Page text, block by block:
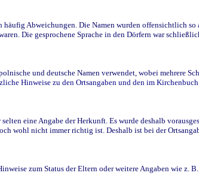
Abweichungen. Die Namen wurden offensichtlich
Die gesprochene Sprache in den Dörfern war
und deutsche Namen verwendet, wobei mehrere
Hinweise zu den Ortsangaben und den im
eine Angabe der Herkunft. Es wurde deshalb
wohl nicht immer richtig ist. Deshalb ist bei der
zum Status der Eltern oder weitere Angaben wie z.